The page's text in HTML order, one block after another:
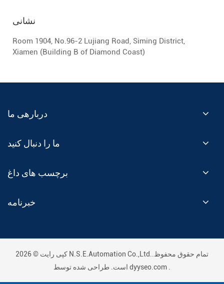
نشانی
Room 1904, No.96-2 Lujiang Road, Siming District,
Xiamen (Building B of Diamond Coast)
دربارهی ما
ما را دنبال کنید
برچسب های داغ
خبرنامه
کپی رایت © 2026 N.S.E.Automation Co.,Ltd..تمام حقوق محفوظ
dyyseo.com .